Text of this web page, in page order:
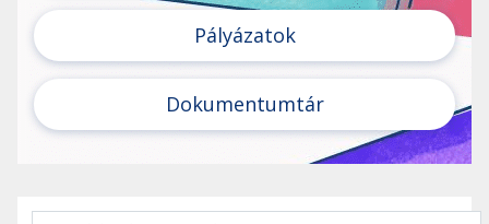
Pályázatok
Dokumentumtár